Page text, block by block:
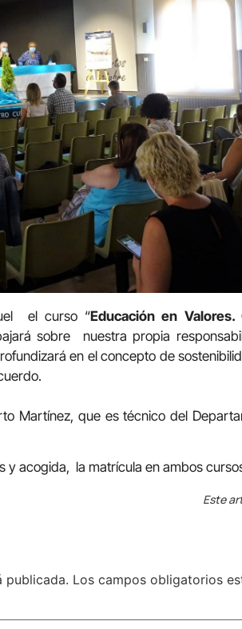
el curso “Educación en Valores.
sobre nuestra propia
en el concepto de
Martínez, que es técnico del
y acogida, la matrícula en ambos
Este
publicada. Los campos obligatorios